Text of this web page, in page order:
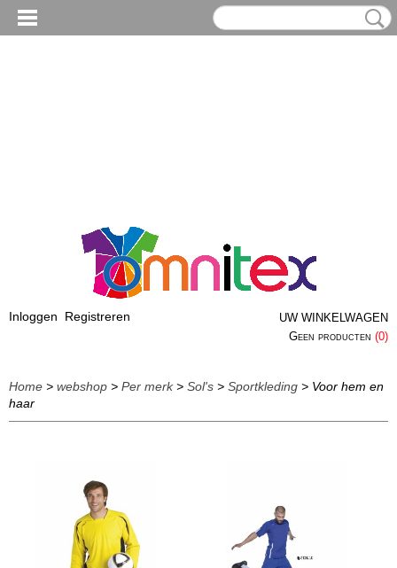
Inloggen Registreren
UW WINKELWAGEN
Geen producten (0)
Home > webshop > Per merk> Sol's > Sportkleding > Voor hem en
haar